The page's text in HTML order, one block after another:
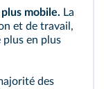
mobile. La
et de travail,
plus en plus
des